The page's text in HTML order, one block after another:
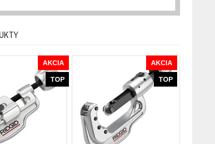
AKCIA
TOP
AKCIA
TOP